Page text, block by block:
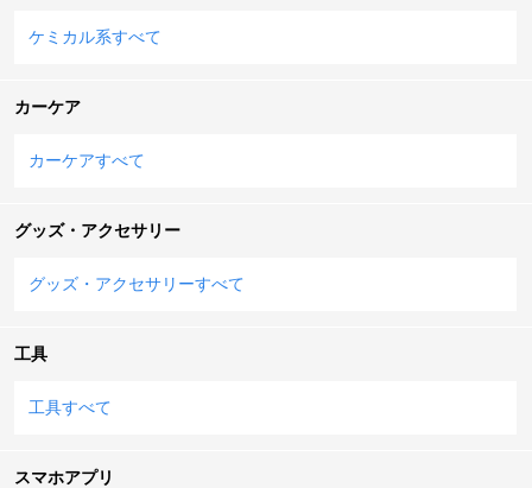
ケミカル系すべて
カーケア
カーケアすべて
グッズ・アクセサリー
グッズ・アクセサリーすべて
工具
工具すべて
スマホアプリ